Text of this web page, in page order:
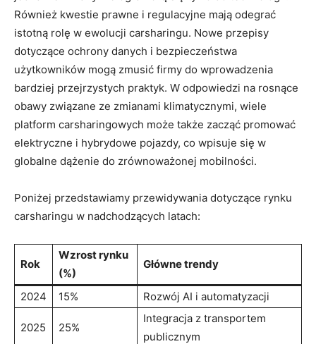
Również kwestie prawne i regulacyjne mają odegrać
istotną rolę w ewolucji carsharingu. Nowe przepisy
dotyczące ochrony danych i bezpieczeństwa
użytkowników mogą zmusić firmy do wprowadzenia
bardziej przejrzystych praktyk. W odpowiedzi na rosnące
obawy związane ze zmianami klimatycznymi, wiele
platform carsharingowych może także zacząć promować
elektryczne i hybrydowe pojazdy, co wpisuje się w
globalne dążenie do zrównoważonej mobilności.
Poniżej przedstawiamy przewidywania dotyczące rynku
carsharingu w nadchodzących latach:
Rok
Wzrost rynku
(%)
Główne trendy
2024 15% Rozwój AI i automatyzacji
2025 25%
Integracja z transportem
publicznym